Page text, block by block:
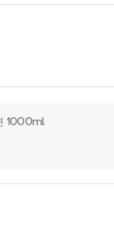
1000ml